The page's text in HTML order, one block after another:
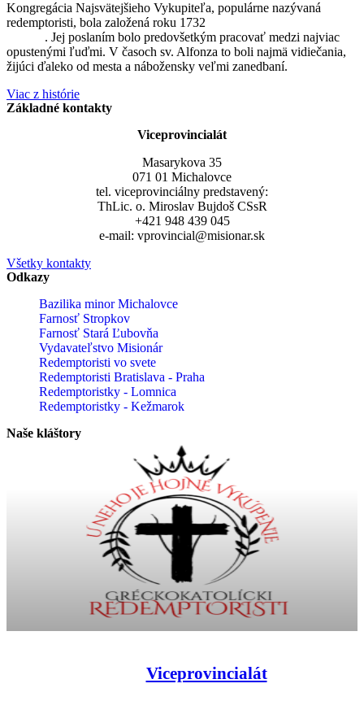
Kongregácia Najsvätejšieho Vykupiteľa, populárne nazývaná
redemptoristi, bola založená roku 1732
. Jej poslaním bolo predovšetkým pracovať medzi najviac
opustenými ľuďmi. V časoch sv. Alfonza to boli najmä vidiečania,
žijúci ďaleko od mesta a nábožensky veľmi zanedbaní.
Viac z histórie
Základné kontakty
Viceprovincialát
Masarykova 35
071 01 Michalovce
tel. viceprovinciálny predstavený:
ThLic. o. Miroslav Bujdoš CSsR
+421 948 439 045
e-mail: vprovincial@misionar.sk
Všetky kontakty
Odkazy
Bazilika minor Michalovce
Farnosť Stropkov
Farnosť Stará Ľubovňa
Vydavateľstvo Misionár
Redemptoristi vo svete
Redemptoristi Bratislava - Praha
Redemptoristky - Lomnica
Redemptoristky - Kežmarok
Naše kláštory
Viceprovincialát